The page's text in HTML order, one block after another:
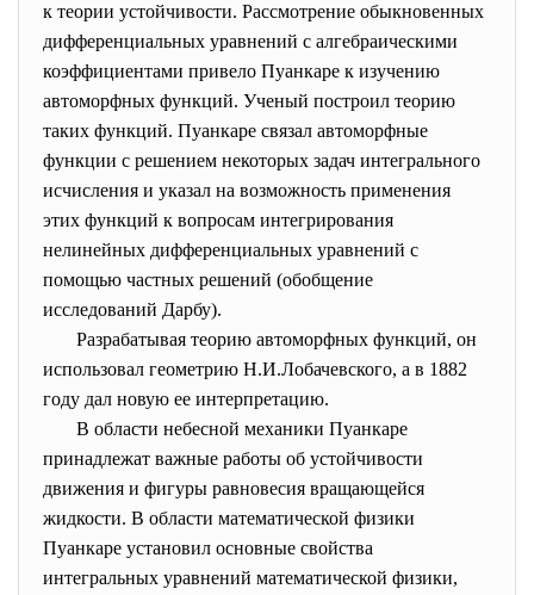
к теории устойчивости. Рассмотрение обыкновенных
дифференциальных уравнений с алгебраическими
коэффициентами привело Пуанкаре к изучению
автоморфных функций. Ученый построил теорию
таких функций. Пуанкаре связал автоморфные
функции с решением некоторых задач интегрального
исчисления и указал на возможность применения
этих функций к вопросам интегрирования
нелинейных дифференциальных уравнений с
помощью частных решений (обобщение
исследований Дарбу).
Разрабатывая теорию автоморфных функций, он
использовал геометрию Н.И.Лобачевского, а в 1882
году дал новую ее интерпретацию.
В области небесной механики Пуанкаре
принадлежат важные работы об устойчивости
движения и фигуры равновесия вращающейся
жидкости. В области математической физики
Пуанкаре установил основные свойства
интегральных уравнений математической физики,